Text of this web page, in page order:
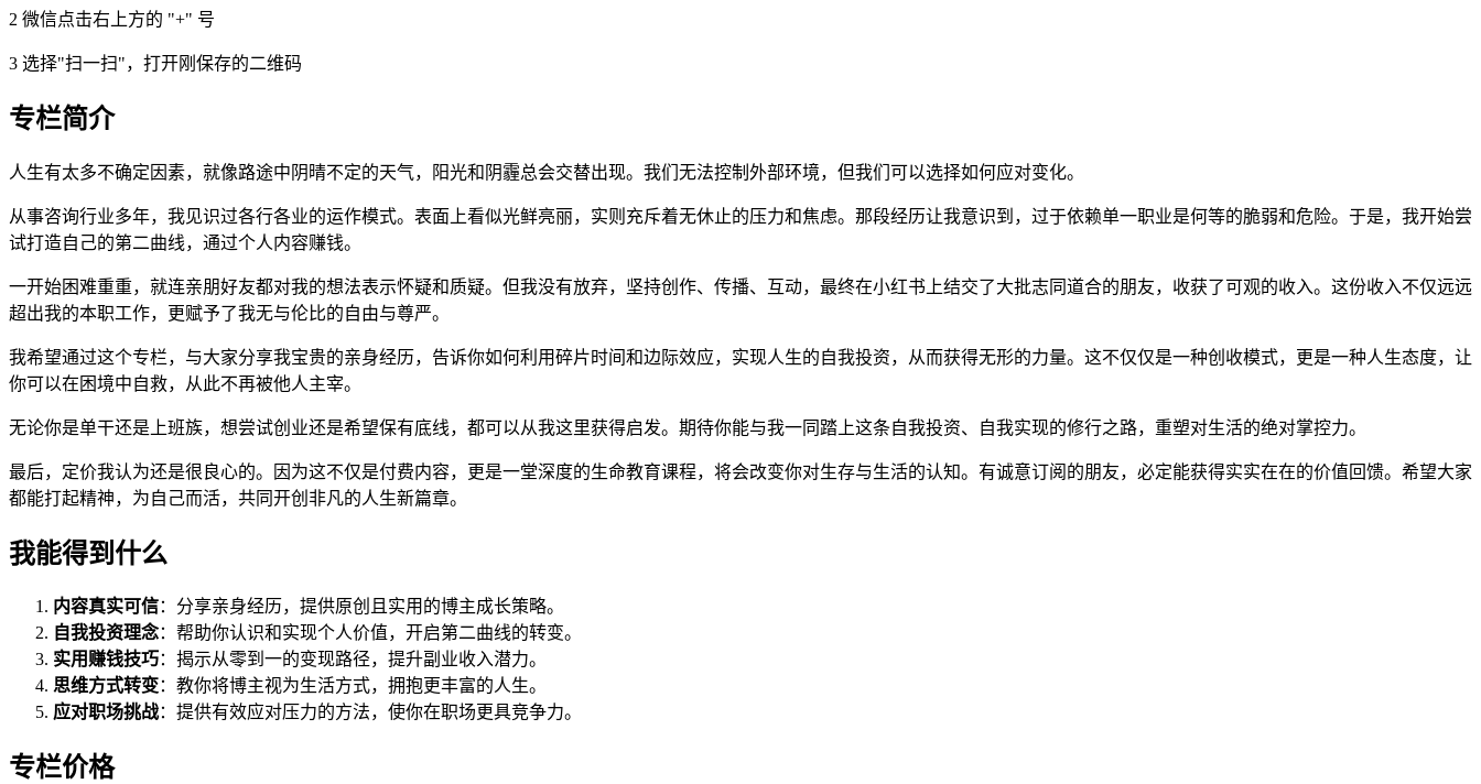
2 微信点击右上方的 "+" 号
3 选择"扫一扫"，打开刚保存的二维码
专栏简介
人生有太多不确定因素，就像路途中阴晴不定的天气，阳光和阴霾总会交替出现。我们无法控制外部环境，但我们可以选择如何应对变化。
从事咨询行业多年，我见识过各行各业的运作模式。表面上看似光鲜亮丽，实则充斥着无休止的压力和焦虑。那段经历让我意识到，过于依赖单一职业是何等的脆弱和危险。于是，我开始尝
试打造自己的第二曲线，通过个人内容赚钱。
一开始困难重重，就连亲朋好友都对我的想法表示怀疑和质疑。但我没有放弃，坚持创作、传播、互动，最终在小红书上结交了大批志同道合的朋友，收获了可观的收入。这份收入不仅远远
超出我的本职工作，更赋予了我无与伦比的自由与尊严。
我希望通过这个专栏，与大家分享我宝贵的亲身经历，告诉你如何利用碎片时间和边际效应，实现人生的自我投资，从而获得无形的力量。这不仅仅是一种创收模式，更是一种人生态度，让
你可以在困境中自救，从此不再被他人主宰。
无论你是单干还是上班族，想尝试创业还是希望保有底线，都可以从我这里获得启发。期待你能与我一同踏上这条自我投资、自我实现的修行之路，重塑对生活的绝对掌控力。
最后，定价我认为还是很良心的。因为这不仅是付费内容，更是一堂深度的生命教育课程，将会改变你对生存与生活的认知。有诚意订阅的朋友，必定能获得实实在在的价值回馈。希望大家
都能打起精神，为自己而活，共同开创非凡的人生新篇章。
我能得到什么
内容真实可信：分享亲身经历，提供原创且实用的博主成长策略。
自我投资理念：帮助你认识和实现个人价值，开启第二曲线的转变。
实用赚钱技巧：揭示从零到一的变现路径，提升副业收入潜力。
思维方式转变：教你将博主视为生活方式，拥抱更丰富的人生。
应对职场挑战：提供有效应对压力的方法，使你在职场更具竞争力。
专栏价格